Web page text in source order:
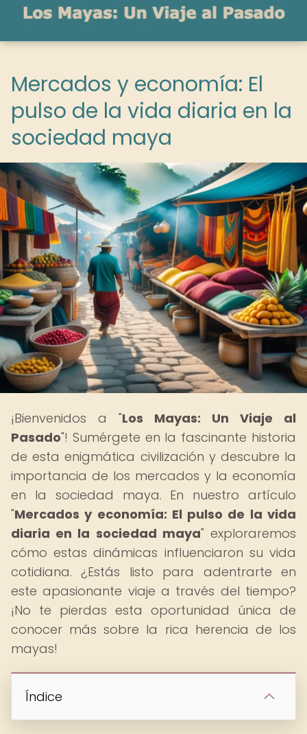
Mercados y economía: El
pulso de la vida diaria en la
sociedad maya
¡Bienvenidos a "Los Mayas: Un Viaje al
Pasado"! Sumérgete en la fascinante historia
de esta enigmática civilización y descubre la
importancia de los mercados y la economía
en la sociedad maya. En nuestro artículo
"Mercados y economía: El pulso de la vida
diaria en la sociedad maya" exploraremos
cómo estas dinámicas influenciaron su vida
cotidiana. ¿Estás listo para adentrarte en
este apasionante viaje a través del tiempo?
¡No te pierdas esta oportunidad única de
conocer más sobre la rica herencia de los
mayas!
Índice